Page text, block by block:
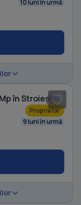
10 luni în urmă
în Stroiești
Proprietar
9 luni în urmă